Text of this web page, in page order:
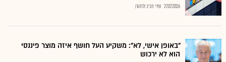
27.07.2026 שירי חביב ולדהורן
"באופן אישי, לא": משקיע העל חושף איזה מוצר פיננסי
הוא לא ירכוש